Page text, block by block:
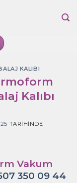
KALIBI
Kalıbı
TARIHINDE
Vakum
350 09 44